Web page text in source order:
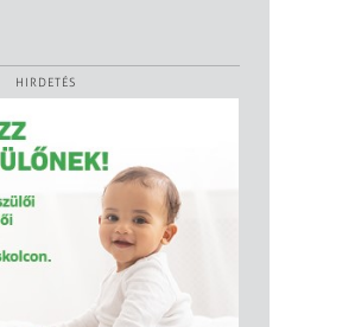
HIRDETÉS